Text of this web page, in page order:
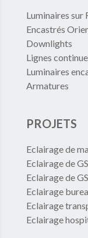
Luminaires sur
Encastrés
Downlights
Lignes
Luminaires
Armatures
PROJETS
Eclairage de
Eclairage de
Eclairage de
Eclairage
Eclairage
Eclairage